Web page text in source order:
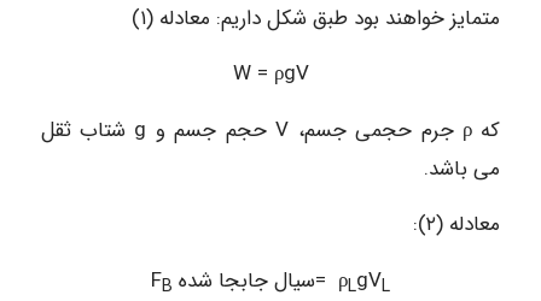
متمایز خواهند بود طبق شکل داریم: معادله (۱)
W = ρgV
که ρ جرم حجمی جسم، V حجم جسم و g شتاب ثقل
می باشد.
معادله (۲):
FB سیال جابجا شده= ρLgVL